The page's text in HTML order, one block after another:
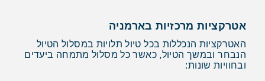
אטרקציות מרכזיות בארמניה
האטרקציות הנכללות בכל טיול תלויות במסלול הטיול
הנבחר ובמשך הטיול, כאשר כל מסלול מתמחה ביעדים
ובחוויות שונות: